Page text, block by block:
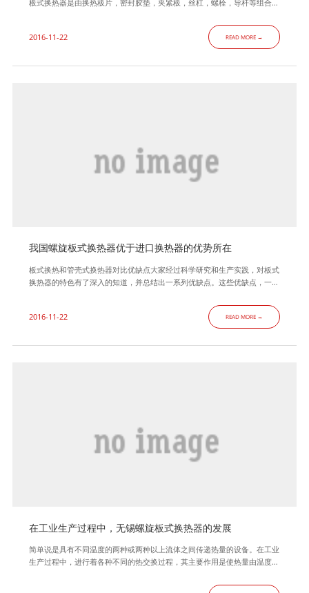
板式换热器是由换热板片，密封胶垫，夹紧板，丝杠，螺栓，导杆等组合而
成。其中板式换热器根据不同用途还可划分为：可拆式板式换热器，钎焊式
板式换热器，全焊式板式换热器；管壳式换热器根据不同用途还可划分为：
容积式换热器，热网加热器，浮动盘管换热器，螺纹（螺旋）管换热器等
2016-11-22 READ MORE →
我国螺旋板式换热器优于进口换热器的优势所在
板式换热和管壳式换热器对比优缺点大家经过科学研究和生产实践，对板式
换热器的特色有了深入的知道，并总结出一系列优缺点。这些优缺点，一般
器的布局，从强度方面看是极好的，但从换热视点看不甚抱负，由于流体在
壳程中活动时存在着折流板—壳体、折流体—换热管、管制—壳体之间的旁
2016-11-22 READ MORE →
在工业生产过程中，无锡螺旋板式换热器的发展
简单说是具有不同温度的两种或两种以上流体之间传递热量的设备。在工业
生产过程中，进行着各种不同的热交换过程，其主要作用是使热量由温度较
过程的需要。此外，换热设备也是回收余热，废热，特别是低品位热能的有